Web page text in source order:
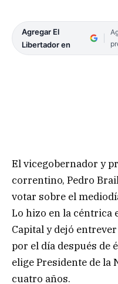
Agregar El
Libertador en
El vicegobernador y
correntino, Pedro
votar sobre el
Lo hizo en la céntrica
Capital y dejó
por el día después de
elige Presidente de la
cuatro años.